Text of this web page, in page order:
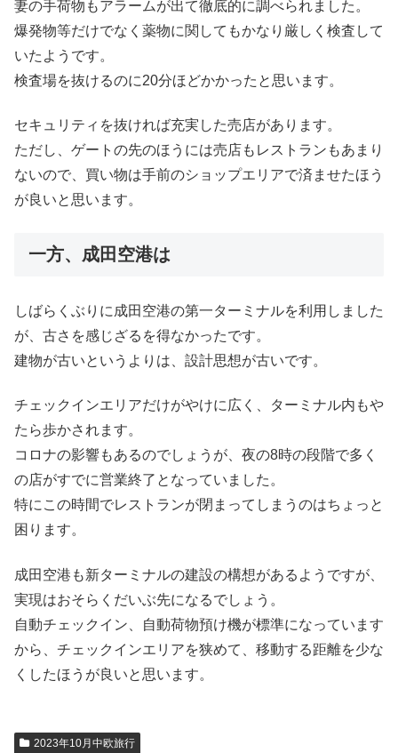
妻の手荷物もアラームが出て徹底的に調べられました。
爆発物等だけでなく薬物に関してもかなり厳しく検査して
いたようです。
検査場を抜けるのに20分ほどかかったと思います。
セキュリティを抜ければ充実した売店があります。
ただし、ゲートの先のほうには売店もレストランもあまり
ないので、買い物は手前のショップエリアで済ませたほう
が良いと思います。
一方、成田空港は
しばらくぶりに成田空港の第一ターミナルを利用しました
が、古さを感じざるを得なかったです。
建物が古いというよりは、設計思想が古いです。
チェックインエリアだけがやけに広く、ターミナル内もや
たら歩かされます。
コロナの影響もあるのでしょうが、夜の8時の段階で多く
の店がすでに営業終了となっていました。
特にこの時間でレストランが閉まってしまうのはちょっと
困ります。
成田空港も新ターミナルの建設の構想があるようですが、
実現はおそらくだいぶ先になるでしょう。
自動チェックイン、自動荷物預け機が標準になっています
から、チェックインエリアを狭めて、移動する距離を少な
くしたほうが良いと思います。
2023年10月中欧旅行